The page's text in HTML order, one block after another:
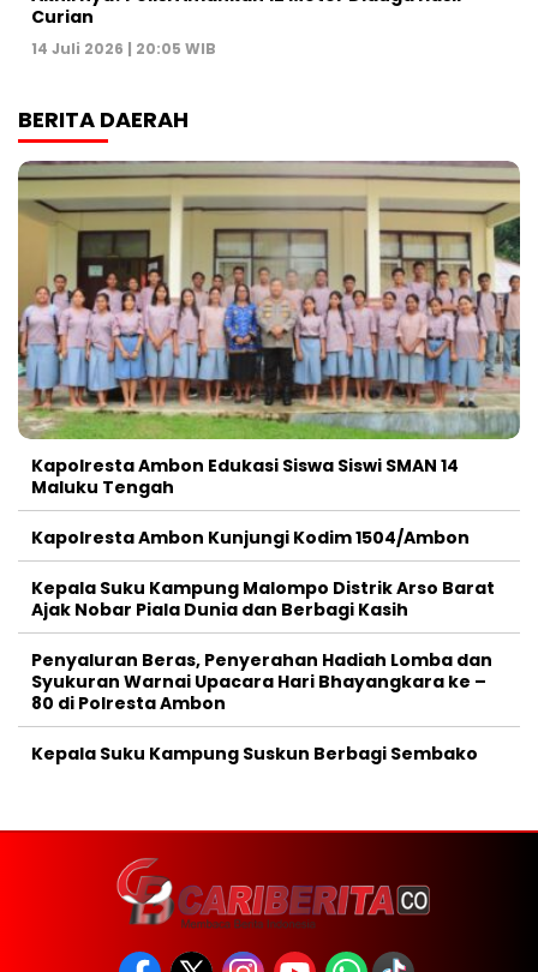
Curian
14 Juli 2026 | 20:05 WIB
BERITA DAERAH
Kapolresta Ambon Edukasi Siswa Siswi SMAN 14
Maluku Tengah
Kapolresta Ambon Kunjungi Kodim 1504/Ambon
Kepala Suku Kampung Malompo Distrik Arso Barat
Ajak Nobar Piala Dunia dan Berbagi Kasih
Penyaluran Beras, Penyerahan Hadiah Lomba dan
Syukuran Warnai Upacara Hari Bhayangkara ke –
80 di Polresta Ambon
Kepala Suku Kampung Suskun Berbagi Sembako